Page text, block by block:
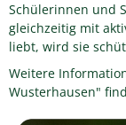
Schülerinnen und
gleichzeitig mit
liebt, wird sie
Weitere
Wusterhausen"